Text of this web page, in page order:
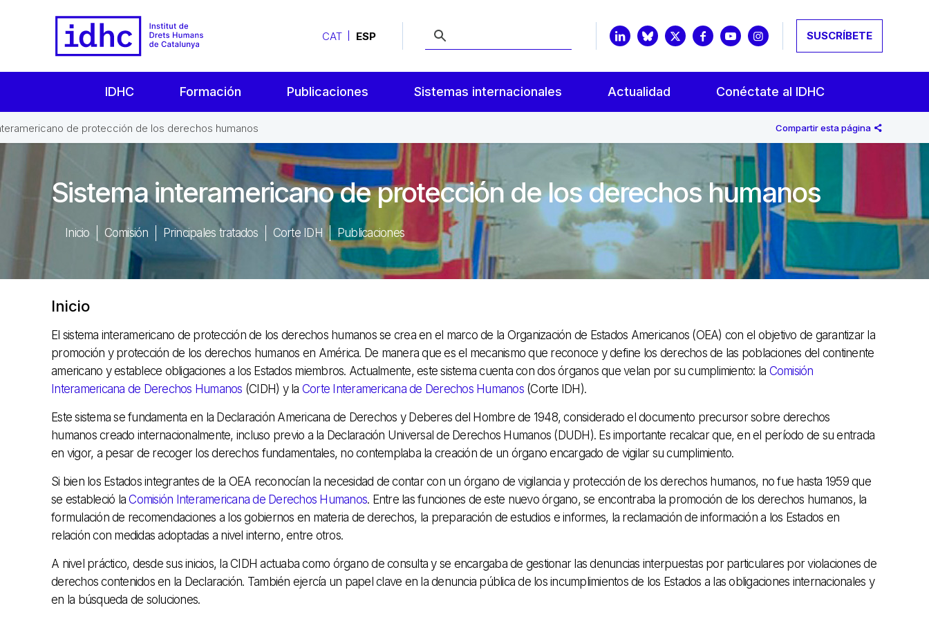
CAT ESP SUSCRÍBETE
IDHC Formación Publicaciones Sistemas internacionales Actualidad Conéctate al IDHC
de protección de los derechos humanos Compartir esta página
Sistema interamericano de protección de los derechos humanos
Inicio Comisión Principales tratados Corte IDH Publicaciones
Inicio
El sistema interamericano de protección de los derechos humanos se crea en el marco de la Organización de Estados Americanos (OEA) con el objetivo de garantizar la
promoción y protección de los derechos humanos en América. De manera que es el mecanismo que reconoce y define los derechos de las poblaciones del continente
americano y establece obligaciones a los Estados miembros. Actualmente, este sistema cuenta con dos órganos que velan por su cumplimiento: la Comisión
Interamericana de Derechos Humanos (CIDH) y la Corte Interamericana de Derechos Humanos(Corte IDH).
Este sistema se fundamenta en la Declaración Americana de Derechos y Deberes del Hombre de 1948, considerado el documento precursor sobre derechos
humanos creado internacionalmente, incluso previo a la Declaración Universal de Derechos Humanos (DUDH). Es importante recalcar que, en el período de su entrada
en vigor, a pesar de recoger los derechos fundamentales, no contemplaba la creación de un órgano encargado de vigilar su cumplimiento.
Si bien los Estados integrantes de la OEA reconocían la necesidad de contar con un órgano de vigilancia y protección de los derechos humanos, no fue hasta 1959 que
se estableció laComisión Interamericana de Derechos Humanos. Entre las funciones de este nuevo órgano, se encontraba la promoción de los derechos humanos, la
formulación de recomendaciones a los gobiernos en materia de derechos, la preparación de estudios e informes, la reclamación de información a los Estados en
relación con medidas adoptadas a nivel interno, entre otros.
A nivel práctico, desde sus inicios, la CIDH actuaba como órgano de consulta y se encargaba de gestionar las denuncias interpuestas por particulares por violaciones de
derechos contenidos en la Declaración. También ejercía un papel clave en la denuncia pública de los incumplimientos de los Estados a las obligaciones internacionales y
en la búsqueda de soluciones.